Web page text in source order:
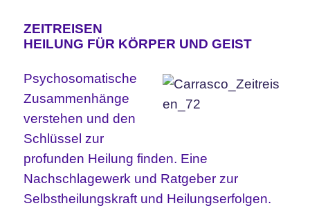
ZEITREISEN
HEILUNG FÜR KÖRPER UND GEIST
Psychosomatische
Zusammenhänge
verstehen und den
Schlüssel zur
profunden Heilung finden. Eine
Nachschlagewerk und Ratgeber zur
Selbstheilungskraft und Heilungserfolgen.